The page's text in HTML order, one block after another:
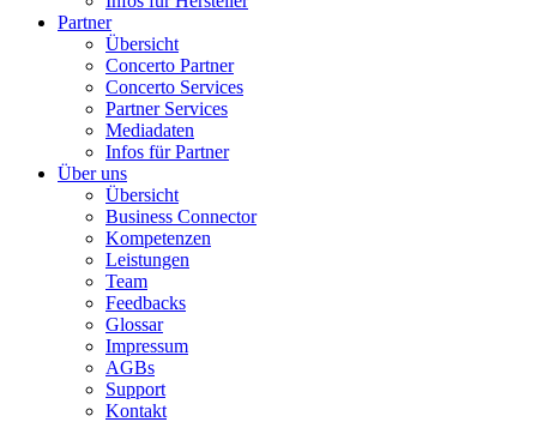
Partner
Übersicht
Concerto Partner
Concerto Services
Partner Services
Mediadaten
Infos für Partner
Über uns
Übersicht
Business Connector
Kompetenzen
Leistungen
Team
Feedbacks
Glossar
Impressum
AGBs
Support
Kontakt